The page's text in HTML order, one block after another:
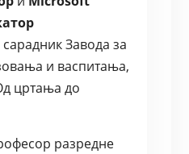
Завода за
и васпитања,
цртања до
разредне